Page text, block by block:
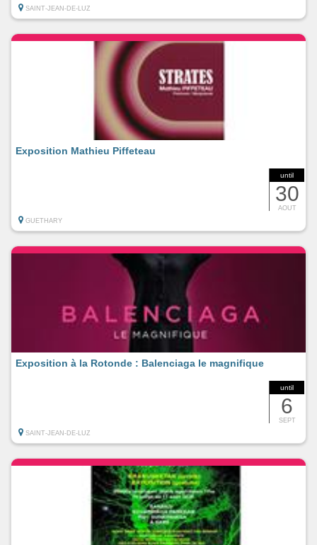
SAINT-JEAN-DE-LUZ
until
30
AOUT
Exposition Mathieu Piffeteau
GUETHARY
until
6
SEPT
Exposition à la Rotonde : Balenciaga le magnifique
SAINT-JEAN-DE-LUZ